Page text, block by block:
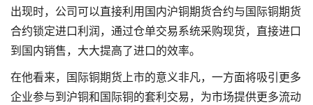
出现时，公司可以直接利用国内沪铜期货合约与国际铜期货
合约锁定进口利润，通过仓单交易系统采购现货，直接进口
到国内销售，大大提高了进口的效率。
在他看来，国际铜期货上市的意义非凡，一方面将吸引更多
企业参与到沪铜和国际铜的套利交易，为市场提供更多流动